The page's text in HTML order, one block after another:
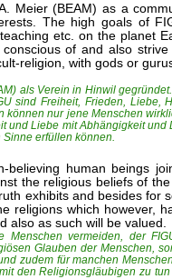
Meier (BEAM) as a
The high goals of
etc. on the planet
of and also
religion, with gods or
als Verein in Hinwil
sind Freiheit, Frieden, Liebe,
können nur jene Menschen
Liebe mit Abhängigkeit
Sinne erfüllen können.
human beings
the religious beliefs of
exhibits and besides for
religions which however,
also as such will be valued.
vermeiden, der
Glauben der Menschen,
zudem für manchen
den Religionsgläubigen zu